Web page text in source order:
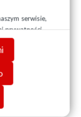
serwisie,
prywatności